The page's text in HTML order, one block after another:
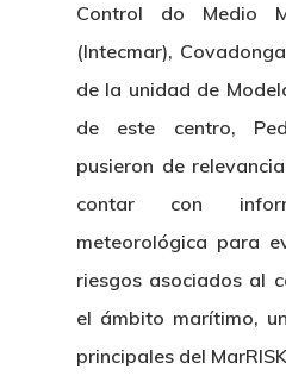
Control do Medio
(Intecmar),
de la unidad de
de este centro,
pusieron de
contar con
meteorológica para
riesgos asociados al
el ámbito marítimo,
principales del